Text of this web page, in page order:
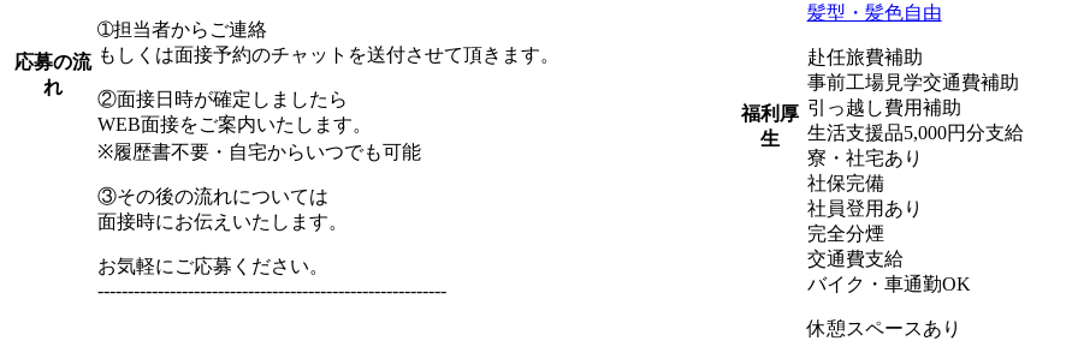
応募の流
れ
➀担当者からご連絡
もしくは面接予約のチャットを送付させて頂きます。
②面接日時が確定しましたら
WEB面接をご案内いたします。
※履歴書不要・自宅からいつでも可能
③その後の流れについては
面接時にお伝えいたします。
お気軽にご応募ください。
----------------------------------------------------------
福利厚
生
髪型・髪色自由
赴任旅費補助
事前工場見学交通費補助
引っ越し費用補助
生活支援品5,000円分支給
寮・社宅あり
社保完備
社員登用あり
完全分煙
交通費支給
バイク・車通勤OK
休憩スペースあり